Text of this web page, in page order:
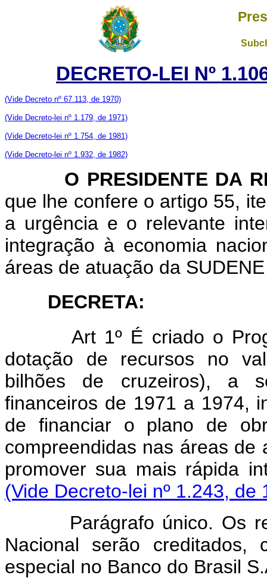
DECRETO-LEI Nº
(Vide Decreto nº 67.113, de 1970)
(Vide Decreto-lei nº 1.179, de 1971)
(Vide Decreto-lei nº 1.754, de 1981)
(Vide Decreto-lei nº 1.932, de 1982)
O PRESIDENTE DA
que lhe confere o artigo 55,
a urgência e o relevante
integração à economia
áreas de atuação da
DECRETA:
Art 1º É criado o
dotação de recursos no
bilhões de cruzeiros), a
financeiros de 1971 a 1974,
de financiar o plano de
compreendidas nas áreas de
promover sua mais
(Vide Decreto-lei nº 1.243, de
Parágrafo único. Os
Nacional serão
especial no Banco do Brasil